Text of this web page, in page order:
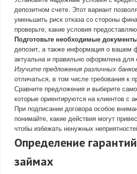
депозитном счете. Этот вариант
уменьшить риск отказа со стороны
проверьте, какие условия
Подготовьте необходимые
депозит, а также информация о вашем
актуальна и правильно оформлена для
Изучите предложения различных
отличаться, в том числе требования к
Сравните предложения и выберите
которые ориентируются на клиентов с
При подписании договора особое
понимайте, какие действия могут
чтобы избежать ненужных
Определение
займах